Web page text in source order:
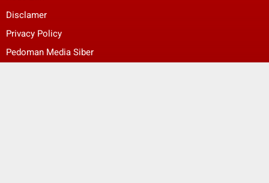
Disclamer
Privacy Policy
Pedoman Media Siber